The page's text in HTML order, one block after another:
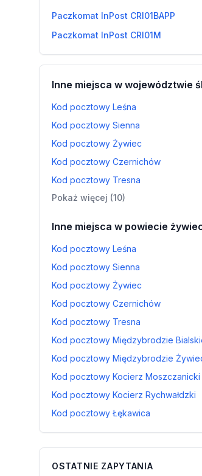
Paczkomat InPost CRI01BAPP
Paczkomat InPost CRI01M
Inne miejsca w województwie
Kod pocztowy Leśna
Kod pocztowy Sienna
Kod pocztowy Żywiec
Kod pocztowy Czernichów
Kod pocztowy Tresna
Pokaż więcej (10)
Inne miejsca w powiecie
Kod pocztowy Leśna
Kod pocztowy Sienna
Kod pocztowy Żywiec
Kod pocztowy Czernichów
Kod pocztowy Tresna
Kod pocztowy Międzybrodzie
Kod pocztowy Międzybrodzie
Kod pocztowy Kocierz Moszczanicki
Kod pocztowy Kocierz Rychwałdzki
Kod pocztowy Łękawica
OSTATNIE ZAPYTANIA